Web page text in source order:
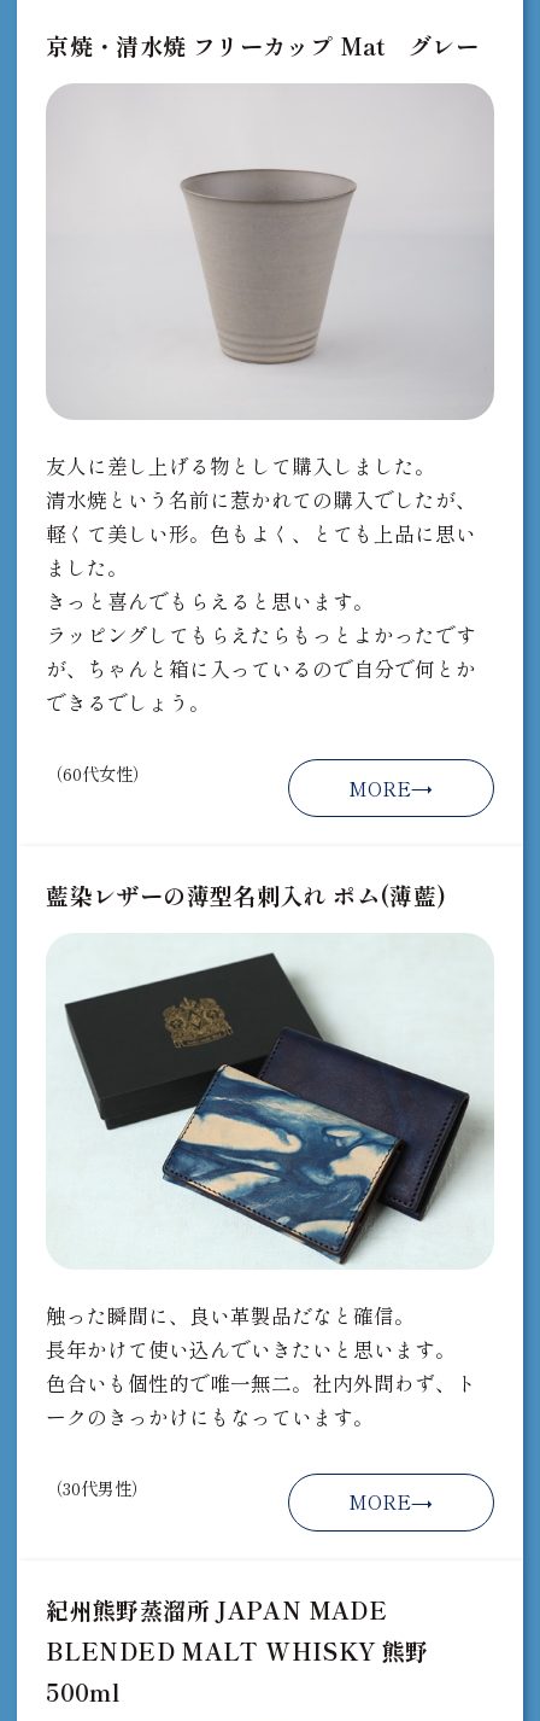
京焼・清水焼 フリーカップ Mat グレー
友人に差し上げる物として購入しました。
清水焼という名前に惹かれての購入でしたが、
軽くて美しい形。色もよく、とても上品に思い
ました。
きっと喜んでもらえると思います。
ラッピングしてもらえたらもっとよかったです
が、ちゃんと箱に入っているので自分で何とか
できるでしょう。
（60代女性）
MORE
藍染レザーの薄型名刺入れ ポム(薄藍)
触った瞬間に、良い革製品だなと確信。
長年かけて使い込んでいきたいと思います。
色合いも個性的で唯一無二。社内外問わず、ト
ークのきっかけにもなっています。
（30代男性）
MORE
紀州熊野蒸溜所 JAPAN MADE
BLENDED MALT WHISKY 熊野
500ml